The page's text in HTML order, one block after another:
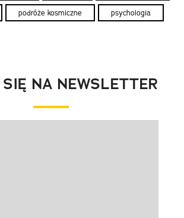
podróże kosmiczne psychologia
NA NEWSLETTER